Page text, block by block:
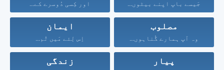
جَیسے باپ اپنے بیٹوں... اور کِسی دُوسرے کے...
مصلوب
وہ آپ ہمارے گُناہوں...
ایمان
اِس لِئے مَیں تُم...
پیار زندگی